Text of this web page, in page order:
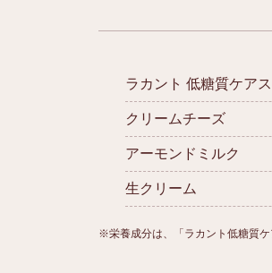
ラカント 低糖質ケア
クリームチーズ
アーモンドミルク
生クリーム
※栄養成分は、「ラカント低糖質ケ